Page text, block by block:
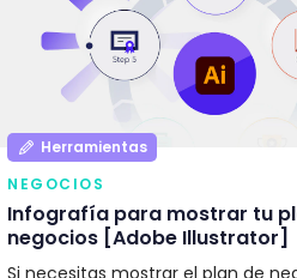
Herramientas
NEGOCIOS
Infografía para mostrar tu
negocios [Adobe Illustrator]